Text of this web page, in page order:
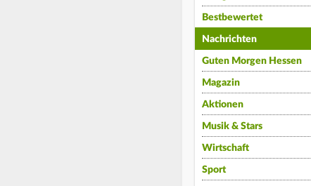
Bestbewertet
Nachrichten
Guten Morgen Hessen
Magazin
Aktionen
Musik & Stars
Wirtschaft
Sport